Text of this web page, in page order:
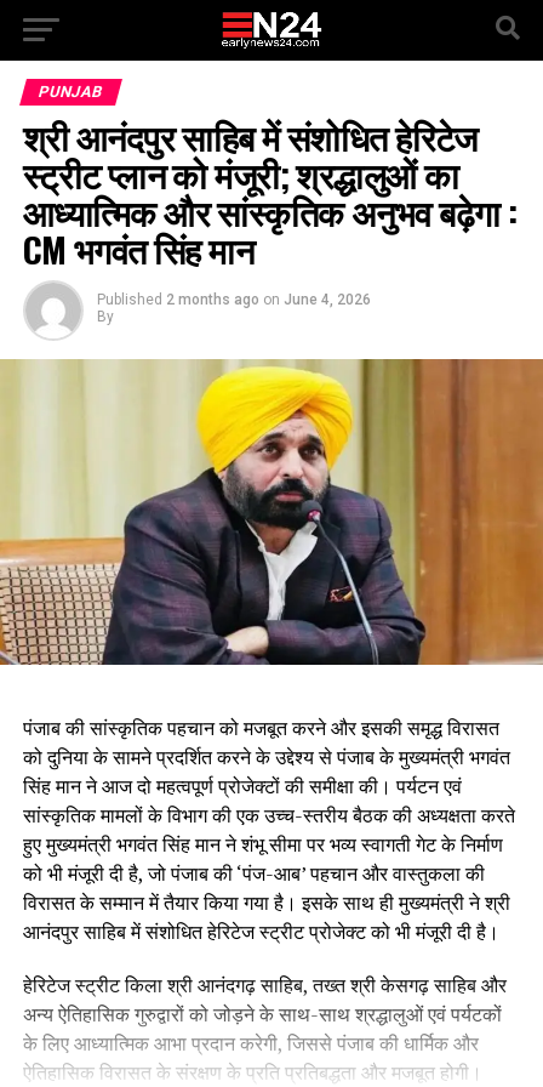
PUNJAB
श्री आनंदपुर साहिब में संशोधित हेरिटेज
स्ट्रीट प्लान को मंजूरी; श्रद्धालुओं का
आध्यात्मिक और सांस्कृतिक अनुभव बढ़ेगा :
CM भगवंत सिंह मान
Published 2 months ago on June 4, 2026
By
पंजाब की सांस्कृतिक पहचान को मजबूत करने और इसकी समृद्ध विरासत
को दुनिया के सामने प्रदर्शित करने के उद्देश्य से पंजाब के मुख्यमंत्री भगवंत
सिंह मान ने आज दो महत्वपूर्ण प्रोजेक्टों की समीक्षा की। पर्यटन एवं
सांस्कृतिक मामलों के विभाग की एक उच्च-स्तरीय बैठक की अध्यक्षता करते
हुए मुख्यमंत्री भगवंत सिंह मान ने शंभू सीमा पर भव्य स्वागती गेट के निर्माण
को भी मंजूरी दी है, जो पंजाब की ‘पंज-आब’ पहचान और वास्तुकला की
विरासत के सम्मान में तैयार किया गया है। इसके साथ ही मुख्यमंत्री ने श्री
आनंदपुर साहिब में संशोधित हेरिटेज स्ट्रीट प्रोजेक्ट को भी मंजूरी दी है।
हेरिटेज स्ट्रीट किला श्री आनंदगढ़ साहिब, तख्त श्री केसगढ़ साहिब और
अन्य ऐतिहासिक गुरुद्वारों को जोड़ने के साथ-साथ श्रद्धालुओं एवं पर्यटकों
के लिए आध्यात्मिक आभा प्रदान करेगी, जिससे पंजाब की धार्मिक और
ऐतिहासिक विरासत के संरक्षण के प्रति प्रतिबद्धता और मजबूत होगी।